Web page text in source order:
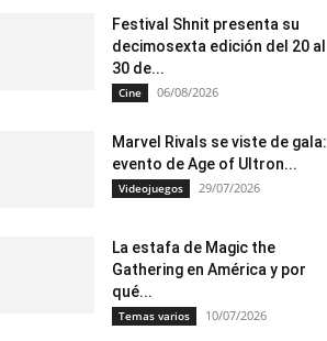
Festival Shnit presenta su
decimosexta edición del 20 al
30 de...
Cine 06/08/2026
Marvel Rivals se viste de gala:
evento de Age of Ultron...
Videojuegos 29/07/2026
La estafa de Magic the
Gathering en América y por
qué...
Temas varios 10/07/2026